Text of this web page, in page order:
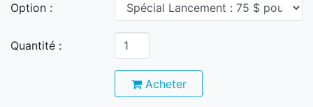
Option :
Quantité :
Acheter